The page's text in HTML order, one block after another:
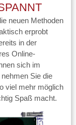
neuen Methoden
erprobt
in der
Online-
sich im
Sie die
viel mehr möglich
Spaß macht.